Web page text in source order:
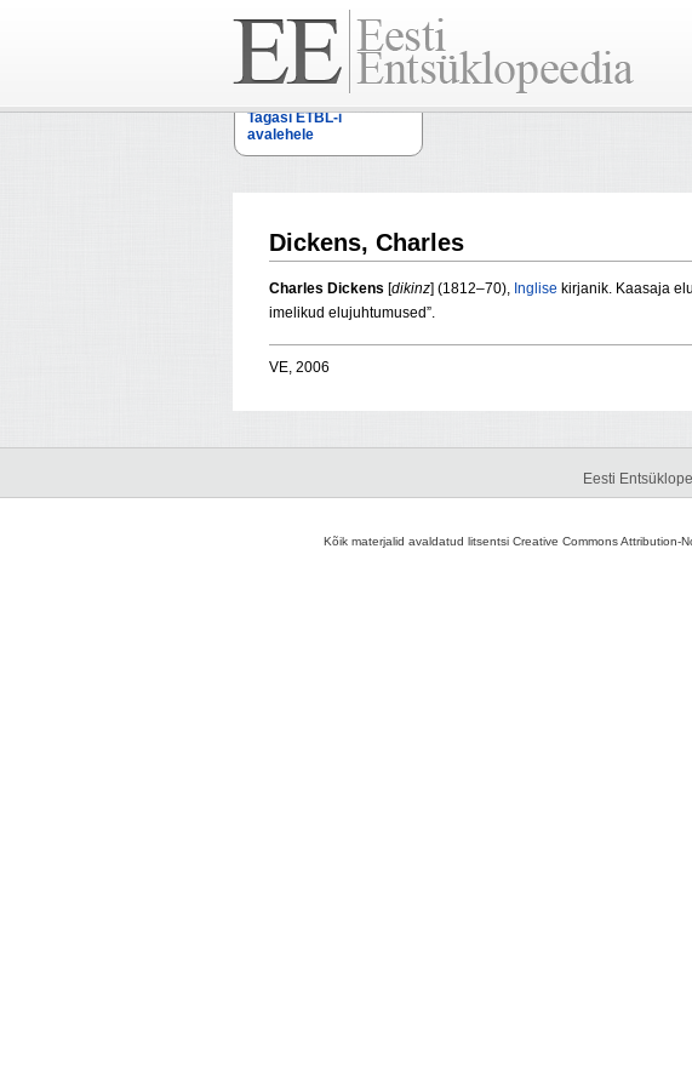
Tagasi ETBL-i
avalehele
Dickens, Charles
Charles Dickens [dikinz] (1812–70), Inglise kirjanik. Kaasaja
imelikud elujuhtumused”.
VE, 2006
Eesti
Kõik materjalid avaldatud litsentsi Creative Commons Attribution-